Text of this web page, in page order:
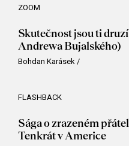
ZOOM
Skutečnost jsou ti
Andrewa Bujalského)
Bohdan Karásek /
FLASHBACK
Sága o zrazeném
Tenkrát v Americe